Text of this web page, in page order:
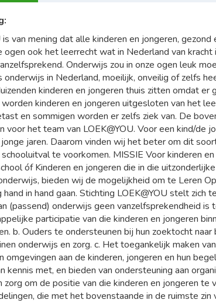
is van mening dat alle kinderen en jongeren,
ogen ook het leerrecht wat in Nederland van
Onderwijs zou in onze ogen leuk
onderwijs in Nederland, moeilijk, onveilig of zelfs
kinderen en jongeren thuis zitten omdat er
kinderen en jongeren uitgesloten van het
en sommigen worden er zelfs ziek van. De
voor het team van LOEK@YOU. Voor een kind/de
jaren. Daarom vinden wij het beter om dit
te voorkomen. MISSIE Voor kinderen
óf Kinderen en jongeren die in die
bieden wij de mogelijkheid om te Leren
in hand gaan. Stichting LOEK@YOU stelt zich
(passend) onderwijs geen vanzelfsprekendheid
participatie van die kinderen en jongeren
b. Ouders te ondersteunen bij hun zoektocht
onderwijs en zorg. c. Het toegankelijk maken
omgevingen aan de kinderen, jongeren en hun
kennis met, en bieden van ondersteuning aan
zorg om de positie van die kinderen en jongeren te
die met het bovenstaande in de ruimste